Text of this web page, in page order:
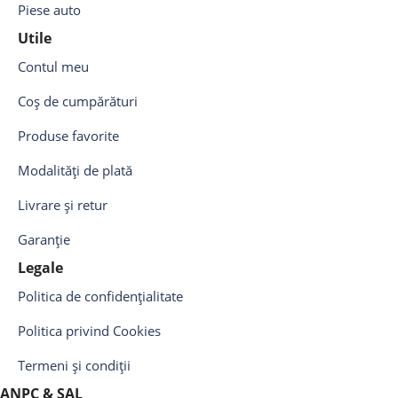
Piese auto
Utile
Contul meu
Coș de cumpărături
Produse favorite
Modalități de plată
Livrare și retur
Garanție
Legale
Politica de confidențialitate
Politica privind Cookies
Termeni și condiții
ANPC & SAL